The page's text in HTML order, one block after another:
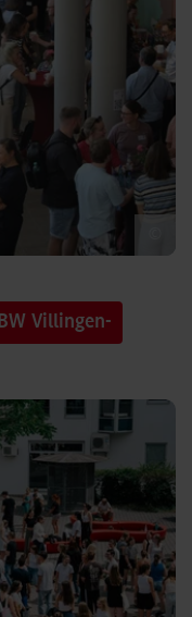
Villingen-